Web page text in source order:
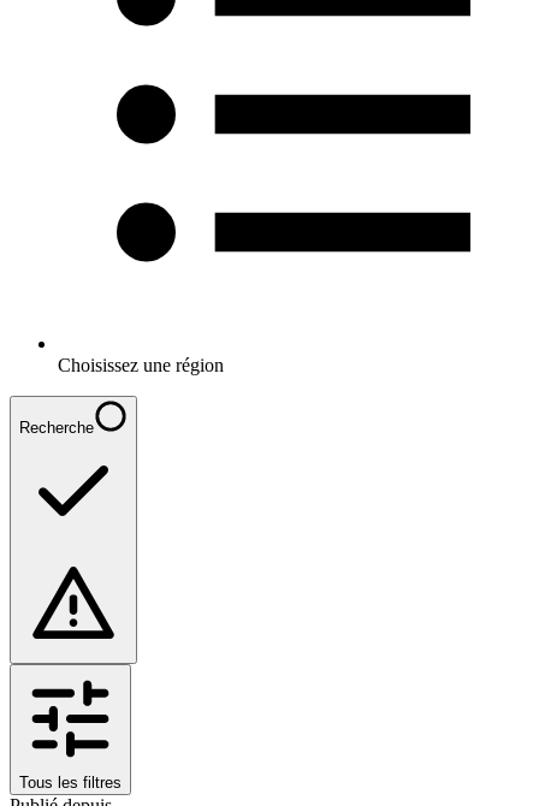
Choisissez une région
Recherche
Tous les filtres